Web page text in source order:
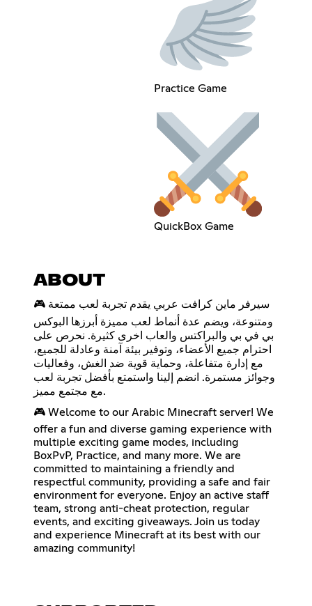
Practice Game
QuickBox Game
ABOUT
🎮 سيرفر ماين كرافت عربي يقدم تجربة لعب ممتعة
ومتنوعة، ويضم عدة أنماط لعب مميزة أبرزها البوكس
بي في بي والبراكتس والعاب اخرى كثيرة. نحرص على
احترام جميع الأعضاء، وتوفير بيئة آمنة وعادلة للجميع،
مع إدارة متفاعلة، وحماية قوية ضد الغش، وفعاليات
وجوائز مستمرة. انضم إلينا واستمتع بأفضل تجربة لعب
مع مجتمع مميز.
🎮 Welcome to our Arabic Minecraft server! We
offer a fun and diverse gaming experience with
multiple exciting game modes, including
BoxPvP, Practice, and many more. We are
committed to maintaining a friendly and
respectful community, providing a safe and fair
environment for everyone. Enjoy an active staff
team, strong anti-cheat protection, regular
events, and exciting giveaways. Join us today
and experience Minecraft at its best with our
amazing community!